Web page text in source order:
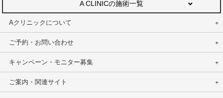
A CLINICの施術一覧
Aクリニックについて
ご予約・お問い合わせ
キャンペーン・モニター募集
ご案内・関連サイト